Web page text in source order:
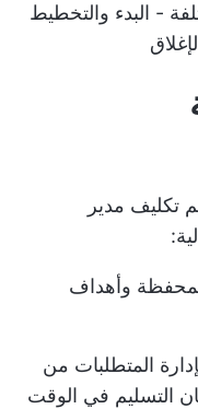
- البدء والتخطيط
تكليف مدير
وأهداف
المتطلبات من
التسليم في الوقت